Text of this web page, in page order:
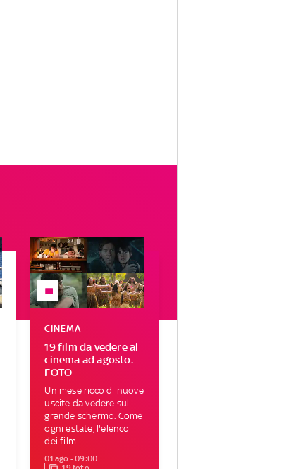
19 film da vedere al
cinema ad agosto.
FOTO
CINEMA
Un mese ricco di nuove
uscite da vedere sul
grande schermo. Come
ogni estate, l'elenco
dei film...
01 ago - 09:00